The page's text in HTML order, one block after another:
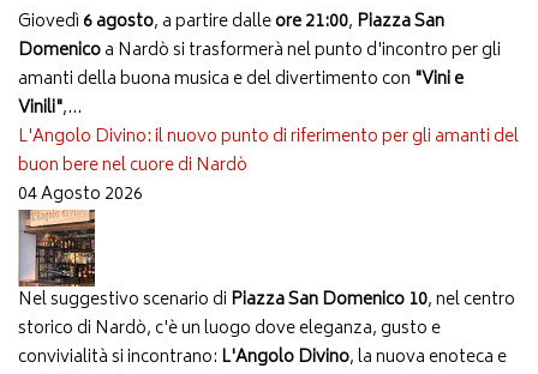
Giovedì 6 agosto, a partire dalleore 21:00, Piazza San
Domenicoa Nardò si trasformerà nel punto d'incontro per gli
amanti della buona musica e del divertimento con "Vini e
Vinili",...
L'Angolo Divino: il nuovo punto di riferimento per gli amanti del
buon bere nel cuore di Nardò
04 Agosto 2026
Nel suggestivo scenario di Piazza San Domenico 10, nel centro
storico di Nardò, c'è un luogo dove eleganza, gusto e
convivialità si incontrano: L'Angolo Divino, la nuova enoteca e